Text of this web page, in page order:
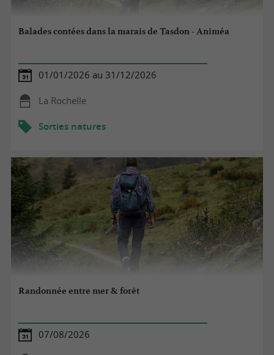
Balades contées dans la marais de Tasdon - Animéa
01/01/2026 au 31/12/2026
La Rochelle
Sorties natures
Randonnée entre mer & forêt
07/08/2026